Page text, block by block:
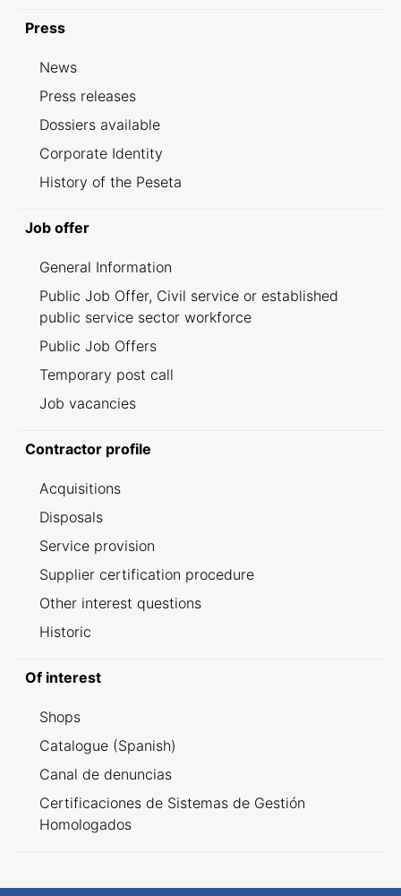
Press
News
Press releases
Dossiers available
Corporate Identity
History of the Peseta
Job offer
General Information
Public Job Offer, Civil service or established
public service sector workforce
Public Job Offers
Temporary post call
Job vacancies
Contractor profile
Acquisitions
Disposals
Service provision
Supplier certification procedure
Other interest questions
Historic
Of interest
Shops
Catalogue (Spanish)
Canal de denuncias
Certificaciones de Sistemas de Gestión
Homologados